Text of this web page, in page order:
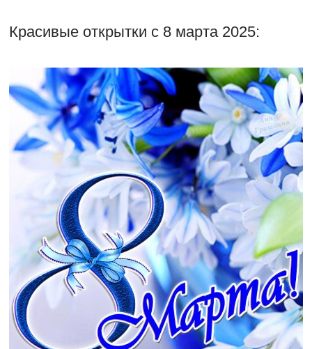
Красивые открытки с 8 марта 2025: